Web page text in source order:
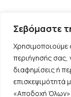
Σεβόμαστε
Χρησιμοποιούμε
περιήγησής σας,
διαφημίσεις ή
επισκεψιμότητά
«Αποδοχή